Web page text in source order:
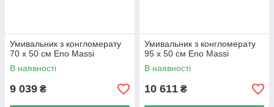
Умивальник з конгломерату
70 х 50 см Eno Massi
В наявності
9 039 ₴
Умивальник з конгломерату
95 х 50 см Eno Massi
В наявності
10 611 ₴